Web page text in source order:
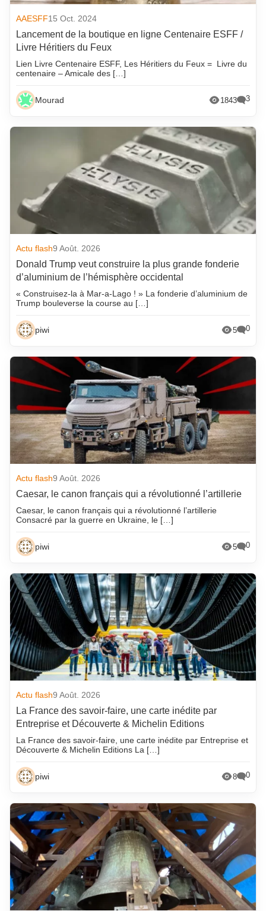
AAESFF15 Oct. 2024
Lancement de la boutique en ligne Centenaire ESFF /
Livre Héritiers du Feux
Lien Livre Centenaire ESFF, Les Héritiers du Feux = Livre du
centenaire – Amicale des […]
Mourad 1843 3
Actu flash9 Août. 2026
Donald Trump veut construire la plus grande fonderie
d’aluminium de l’hémisphère occidental
« Construisez-la à Mar-a-Lago ! » La fonderie d’aluminium de
Trump bouleverse la course au […]
piwi 5 0
Actu flash9 Août. 2026
Caesar, le canon français qui a révolutionné l’artillerie
Caesar, le canon français qui a révolutionné l’artillerie
Consacré par la guerre en Ukraine, le […]
piwi 5 0
Actu flash9 Août. 2026
La France des savoir-faire, une carte inédite par
Entreprise et Découverte & Michelin Editions
La France des savoir-faire, une carte inédite par Entreprise et
Découverte & Michelin Editions La […]
piwi 8 0